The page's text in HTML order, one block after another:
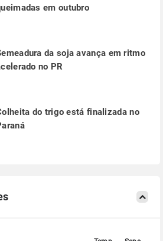
em outubro
da soja avança em ritmo
no PR
do trigo está finalizada no